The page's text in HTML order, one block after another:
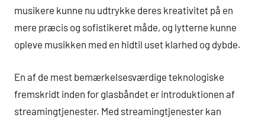
musikere kunne nu udtrykke deres kreativitet på en
mere præcis og sofistikeret måde, og lytterne kunne
opleve musikken med en hidtil uset klarhed og dybde.
En af de mest bemærkelsesværdige teknologiske
fremskridt inden for glasbåndet er introduktionen af
streamingtjenester. Med streamingtjenester kan